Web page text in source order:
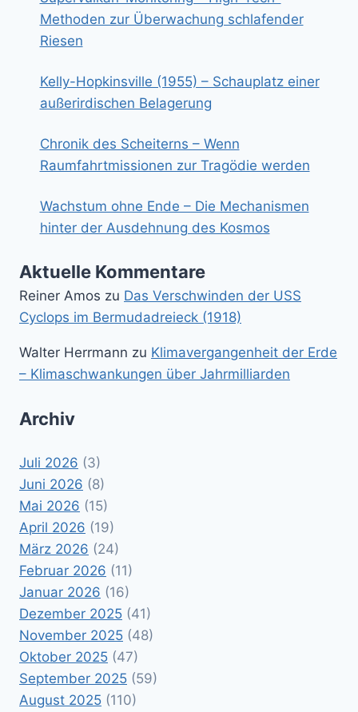
Methoden zur Überwachung schlafender
Riesen
Kelly-Hopkinsville (1955) – Schauplatz einer
außerirdischen Belagerung
Chronik des Scheiterns – Wenn
Raumfahrtmissionen zur Tragödie werden
Wachstum ohne Ende – Die Mechanismen
hinter der Ausdehnung des Kosmos
Aktuelle Kommentare
Reiner Amos zu Das Verschwinden der USS
Cyclops im Bermudadreieck (1918)
Walter Herrmann zu Klimavergangenheit der Erde
– Klimaschwankungen über Jahrmilliarden
Archiv
Juli 2026 (3)
Juni 2026 (8)
Mai 2026 (15)
April 2026 (19)
März 2026 (24)
Februar 2026 (11)
Januar 2026 (16)
Dezember 2025 (41)
November 2025 (48)
Oktober 2025 (47)
September 2025 (59)
August 2025 (110)